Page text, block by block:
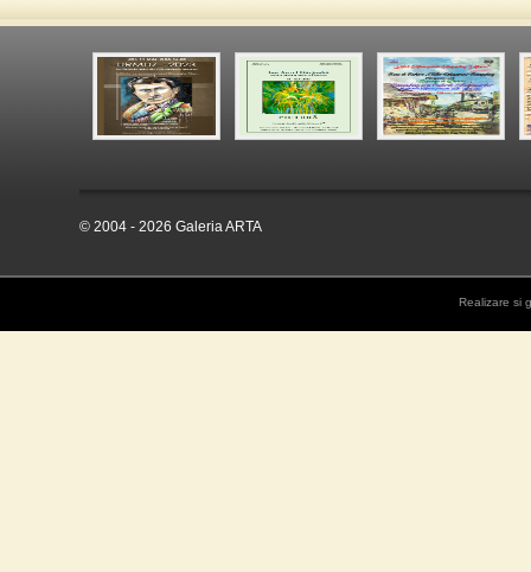
© 2004 - 2026 Galeria ARTA
Realizare si